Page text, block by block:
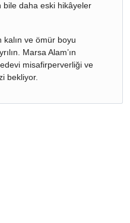
bile daha eski hikâyeler
ve ömür boyu
Marsa Alam’ın
misafirperverliği ve
bekliyor.